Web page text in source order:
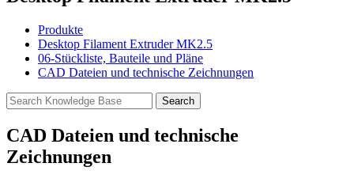
Produkte
Desktop Filament Extruder MK2.5
06-Stückliste, Bauteile und Pläne
CAD Dateien und technische Zeichnungen
CAD Dateien und technische
Zeichnungen